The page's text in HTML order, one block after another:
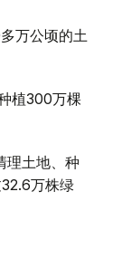
万公顷的土
植300万棵
理土地、种
万株绿